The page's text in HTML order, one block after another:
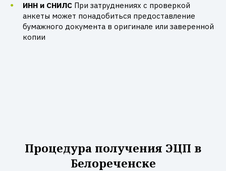
ИНН и СНИЛС При затруднениях с проверкой
анкеты может понадобиться предоставление
бумажного документа в оригинале или заверенной
копии
Процедура получения ЭЦП в
Белореченске